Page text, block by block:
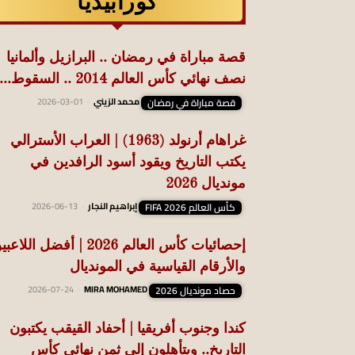
قصة مباراة في رمضان .. البرازيل وألمانيا
نصف نهائي كأس العالم 2014 .. السقوط...
قصة مباراة في رمضان محمد الزيني 2026-03-01
غراهام أرنولد (1963) | العراب الأسترالي
يكتب التاريخ ويقود أسود الرافدين في
مونديال 2026
كأس العالم FIFA 2026 إبراهيم النجار 2026-06-13
إحصائيات كأس العالم 2026 | أفضل
والأرقام القياسية في المونديال
حصاد مونديال 2026 MIRA MOHAMED
2026-07-24
كندا وجنوب أفريقيا | أحفاد القيقب يكتبون
التاريخ.. ويتأهلون إلى ثمن نهائي كأس